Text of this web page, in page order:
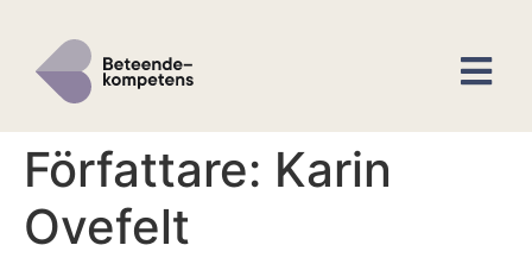
Författare: Karin
Ovefelt